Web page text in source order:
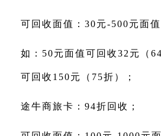
可回收面值：30元-500元面值
如：50元面值可回收32元（
可回收150元（75折）；
途牛商旅卡：94折回收；